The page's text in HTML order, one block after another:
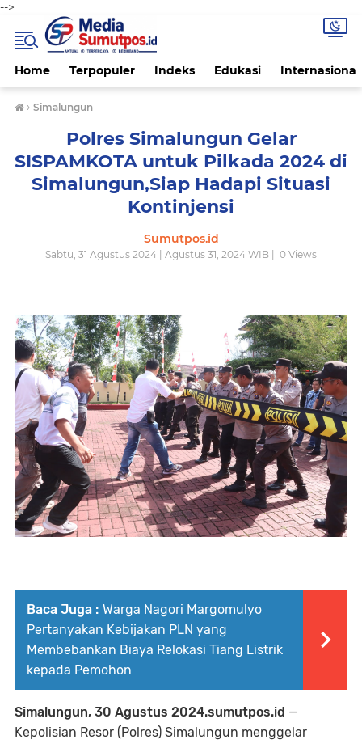
-->
Home Terpopuler Indeks Edukasi Internasional
› Simalungun
Polres Simalungun Gelar
SISPAMKOTA untuk Pilkada 2024 di
Simalungun,Siap Hadapi Situasi
Kontinjensi
Sumutpos.id
Sabtu, 31 Agustus 2024 | Agustus 31, 2024 WIB | 0 Views
Baca Juga : Warga Nagori Margomulyo
Pertanyakan Kebijakan PLN yang
Membebankan Biaya Relokasi Tiang Listrik
kepada Pemohon
Simalungun, 30 Agustus 2024.sumutpos.id —
Kepolisian Resor (Polres) Simalungun menggelar